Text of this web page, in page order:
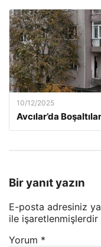
10/12/2025
Avcılar’da
Bir yanıt yazın
E-posta adresiniz
ile işaretlenmişlerdir
Yorum *